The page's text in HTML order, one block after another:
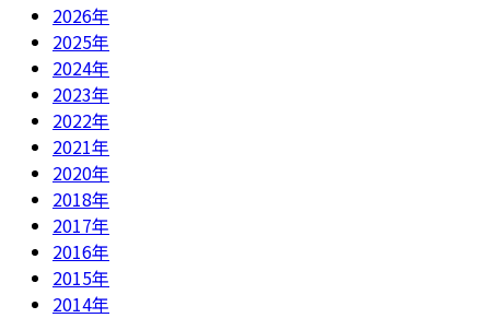
2026年
2025年
2024年
2023年
2022年
2021年
2020年
2018年
2017年
2016年
2015年
2014年